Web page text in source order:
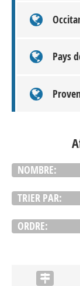
Pays
NOMBRE:
TRIER PAR:
ORDRE: